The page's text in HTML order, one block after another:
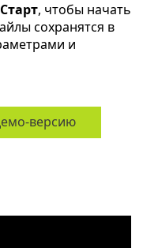
Старт, чтобы начать
сохранятся в
и
версию